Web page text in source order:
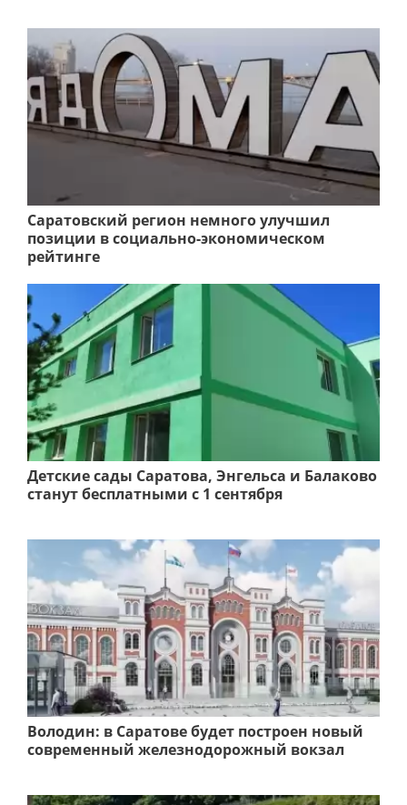
Саратовский регион немного улучшил
позиции в социально-экономическом
рейтинге
Детские сады Саратова, Энгельса и Балаково
станут бесплатными с 1 сентября
Володин: в Саратове будет построен новый
современный железнодорожный вокзал